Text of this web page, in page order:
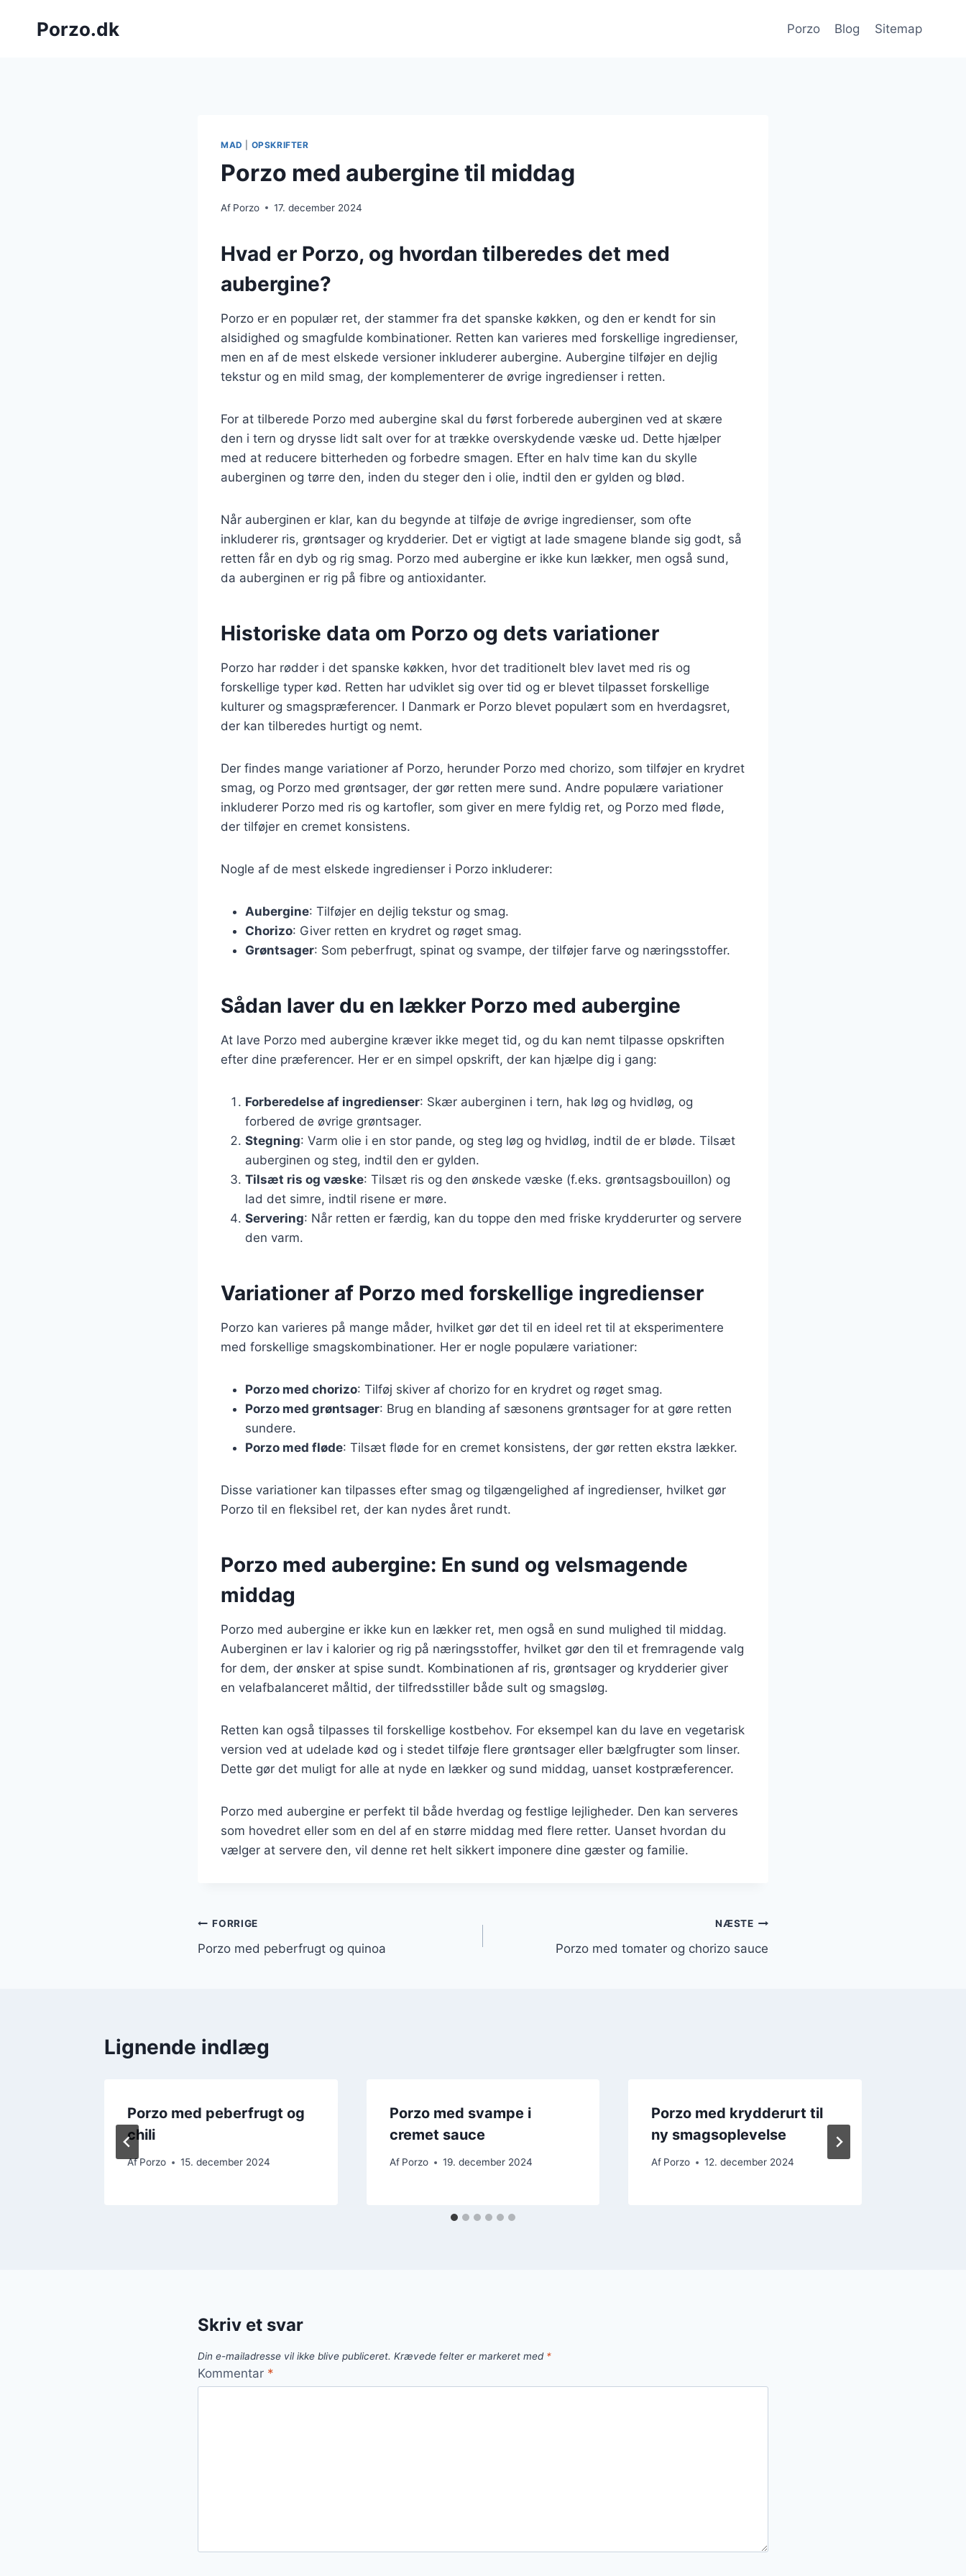
Porzo.dk Porzo Blog Sitemap
MAD OPSKRIFTER
Porzo med aubergine til middag
Af Porzo 17. december 2024
Hvad er Porzo, og hvordan tilberedes det med
aubergine?
Porzo er en populær ret, der stammer fra det spanske køkken, og den er kendt for sin
alsidighed og smagfulde kombinationer. Retten kan varieres med forskellige ingredienser,
men en af de mest elskede versioner inkluderer aubergine. Aubergine tilføjer en dejlig
tekstur og en mild smag, der komplementerer de øvrige ingredienser i retten.
For at tilberede Porzo med aubergine skal du først forberede auberginen ved at skære
den i tern og drysse lidt salt over for at trække overskydende væske ud. Dette hjælper
med at reducere bitterheden og forbedre smagen. Efter en halv time kan du skylle
auberginen og tørre den, inden du steger den i olie, indtil den er gylden og blød.
Når auberginen er klar, kan du begynde at tilføje de øvrige ingredienser, som ofte
inkluderer ris, grøntsager og krydderier. Det er vigtigt at lade smagene blande sig godt, så
retten får en dyb og rig smag. Porzo med aubergine er ikke kun lækker, men også sund,
da auberginen er rig på fibre og antioxidanter.
Historiske data om Porzo og dets variationer
Porzo har rødder i det spanske køkken, hvor det traditionelt blev lavet med ris og
forskellige typer kød. Retten har udviklet sig over tid og er blevet tilpasset forskellige
kulturer og smagspræferencer. I Danmark er Porzo blevet populært som en hverdagsret,
der kan tilberedes hurtigt og nemt.
Der findes mange variationer af Porzo, herunder Porzo med chorizo, som tilføjer en krydret
smag, og Porzo med grøntsager, der gør retten mere sund. Andre populære variationer
inkluderer Porzo med ris og kartofler, som giver en mere fyldig ret, og Porzo med fløde,
der tilføjer en cremet konsistens.
Nogle af de mest elskede ingredienser i Porzo inkluderer:
Aubergine: Tilføjer en dejlig tekstur og smag.
Chorizo: Giver retten en krydret og røget smag.
Grøntsager: Som peberfrugt, spinat og svampe, der tilføjer farve og næringsstoffer.
Sådan laver du en lækker Porzo med aubergine
At lave Porzo med aubergine kræver ikke meget tid, og du kan nemt tilpasse opskriften
efter dine præferencer. Her er en simpel opskrift, der kan hjælpe dig i gang:
Forberedelse af ingredienser: Skær auberginen i tern, hak løg og hvidløg, og
forbered de øvrige grøntsager.
Stegning: Varm olie i en stor pande, og steg løg og hvidløg, indtil de er bløde. Tilsæt
auberginen og steg, indtil den er gylden.
Tilsæt ris og væske: Tilsæt ris og den ønskede væske (f.eks. grøntsagsbouillon) og
lad det simre, indtil risene er møre.
Servering: Når retten er færdig, kan du toppe den med friske krydderurter og servere
den varm.
Variationer af Porzo med forskellige ingredienser
Porzo kan varieres på mange måder, hvilket gør det til en ideel ret til at eksperimentere
med forskellige smagskombinationer. Her er nogle populære variationer:
Porzo med chorizo: Tilføj skiver af chorizo for en krydret og røget smag.
Porzo med grøntsager: Brug en blanding af sæsonens grøntsager for at gøre retten
sundere.
Porzo med fløde: Tilsæt fløde for en cremet konsistens, der gør retten ekstra lækker.
Disse variationer kan tilpasses efter smag og tilgængelighed af ingredienser, hvilket gør
Porzo til en fleksibel ret, der kan nydes året rundt.
Porzo med aubergine: En sund og velsmagende
middag
Porzo med aubergine er ikke kun en lækker ret, men også en sund mulighed til middag.
Auberginen er lav i kalorier og rig på næringsstoffer, hvilket gør den til et fremragende valg
for dem, der ønsker at spise sundt. Kombinationen af ris, grøntsager og krydderier giver
en velafbalanceret måltid, der tilfredsstiller både sult og smagsløg.
Retten kan også tilpasses til forskellige kostbehov. For eksempel kan du lave en vegetarisk
version ved at udelade kød og i stedet tilføje flere grøntsager eller bælgfrugter som linser.
Dette gør det muligt for alle at nyde en lækker og sund middag, uanset kostpræferencer.
Porzo med aubergine er perfekt til både hverdag og festlige lejligheder. Den kan serveres
som hovedret eller som en del af en større middag med flere retter. Uanset hvordan du
vælger at servere den, vil denne ret helt sikkert imponere dine gæster og familie.
Indlægsnavigation
FORRIGE
Porzo med peberfrugt og quinoa
NÆSTE
Porzo med tomater og chorizo sauce
Lignende indlæg
Porzo med peberfrugt og
chili
Af Porzo 15. december 2024
Porzo med svampe i
cremet sauce
Af Porzo 19. december 2024
Porzo med krydderurt til
ny smagsoplevelse
Af Porzo 12. december 2024
Skriv et svar
Din e-mailadresse vil ikke blive publiceret. Krævede felter er markeret med *
Kommentar *